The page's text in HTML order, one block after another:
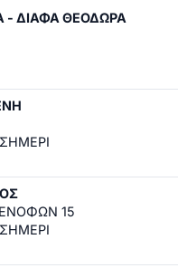
- ΔΙΑΦΑ ΘΕΟΔΩΡΑ
15